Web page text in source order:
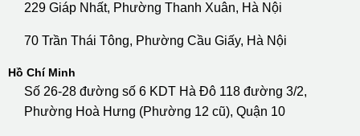
229 Giáp Nhất, Phường Thanh Xuân, Hà Nội
70 Trần Thái Tông, Phường Cầu Giấy, Hà Nội
Hồ Chí Minh
Số 26-28 đường số 6 KDT Hà Đô 118 đường 3/2,
Phường Hoà Hưng (Phường 12 cũ), Quận 10